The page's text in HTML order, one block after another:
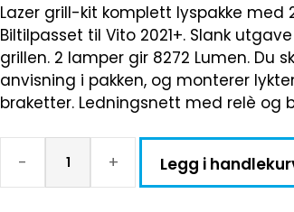
Lazer grill-kit komplett lyspakke med
Biltilpasset til Vito 2021+. Slank
grillen. 2 lamper gir 8272 Lumen. Du
anvisning i pakken, og monterer
braketter. Ledningsnett med relè og
- + Legg i